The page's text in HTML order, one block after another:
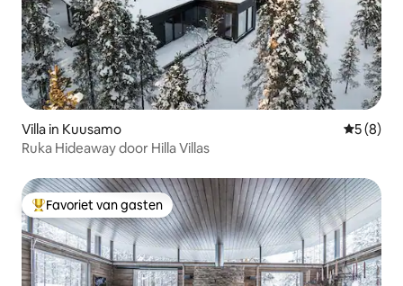
Villa in Kuusamo
5 (8)
Ruka Hideaway door Hilla Villas
Topfavoriet van gasten
Favoriet van gasten